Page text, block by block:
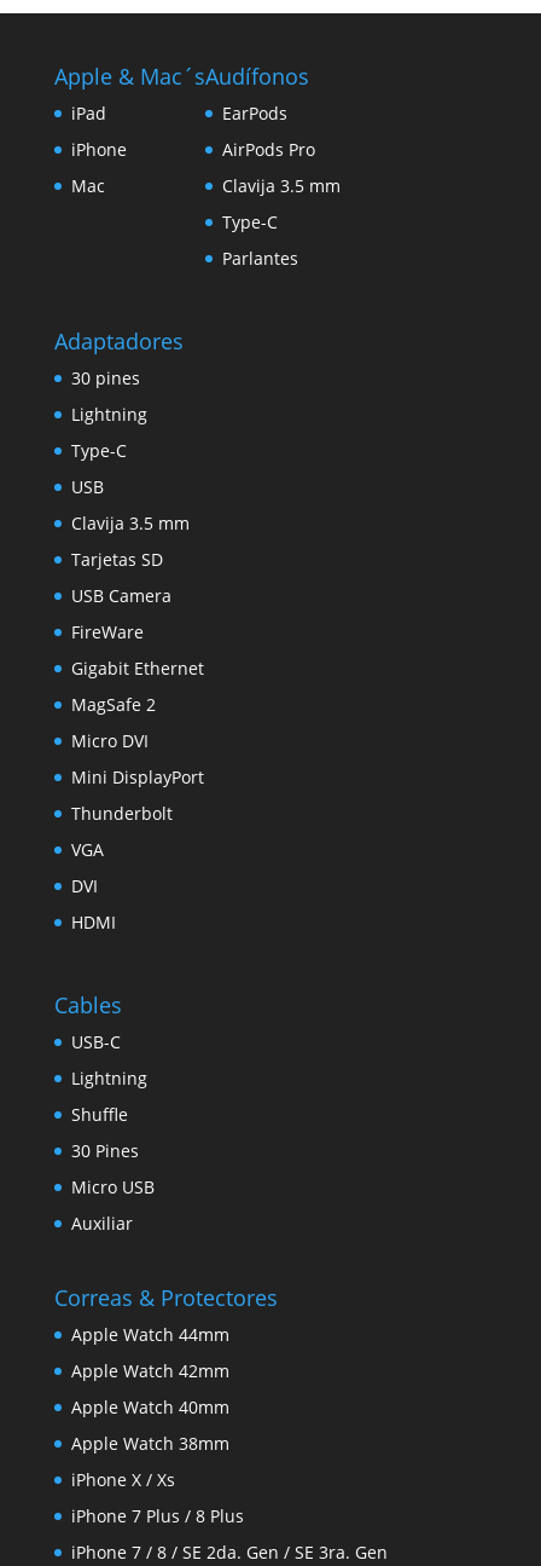
Apple & Mac´s
iPad
iPhone
Mac
Audífonos
EarPods
AirPods Pro
Clavija 3.5 mm
Type-C
Parlantes
Adaptadores
30 pines
Lightning
Type-C
USB
Clavija 3.5 mm
Tarjetas SD
USB Camera
FireWare
Gigabit Ethernet
MagSafe 2
Micro DVI
Mini DisplayPort
Thunderbolt
VGA
DVI
HDMI
Cables
USB-C
Lightning
Shuffle
30 Pines
Micro USB
Auxiliar
Correas & Protectores
Apple Watch 44mm
Apple Watch 42mm
Apple Watch 40mm
Apple Watch 38mm
iPhone X / Xs
iPhone 7 Plus / 8 Plus
iPhone 7 / 8 / SE 2da. Gen / SE 3ra. Gen